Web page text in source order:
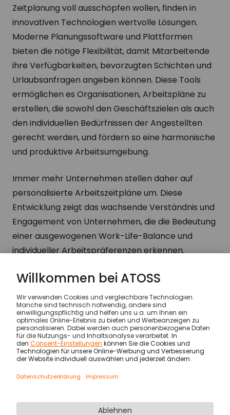
Zeitplanung voll ausschöpfen wollen, finden in
innovativen Technologien wertvolle Lösungen.
Moderne Planungssoftware und Plattformen
bieten die nötige Flexibilität, damit Mitarbeitende
ihre Verfügbarkeiten, bevorzugten Schichten und
Urlaubsanfragen angeben können. Diese Tools
ermöglichen es Organisationen, Arbeitspläne zu
erstellen, die sowohl den Geschäftszielen als auch
den individuellen Bedürfnissen der Angestellten
gerecht werden, und fördern so eine harmonische
und produktive Arbeitsumgebung.
Immer mehr Unternehmen stellen daher auf
personalisierte Arbeitszeitpläne um. Diese
Entwicklung zeigt das wachsende Verständnis und
Engagement von Unternehmen, die die Bedeutung
einer ausgewogenen Work-Life-Balance und
individueller Arbeitspräferenzen erkennen.
Wissen & Inspiration … Wie personalisierte
Impressum AGB AVV Sicherheit
Rechtliche Hinweise
© ATOSS Software SE